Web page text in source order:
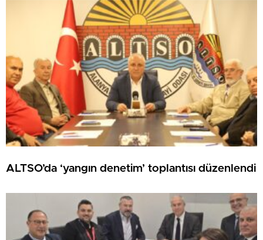
ALTSO’da ‘yangın denetim’ toplantısı düzenlendi